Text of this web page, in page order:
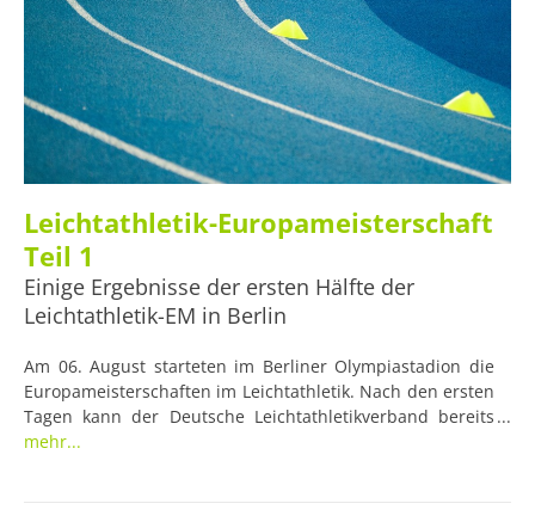
Leichtathletik-Europameisterschaft
Teil 1
Einige Ergebnisse der ersten Hälfte der
Leichtathletik-EM in Berlin
Am 06. August starteten im Berliner Olympiastadion die
Europameisterschaften im Leichtathletik. Nach den ersten
Tagen kann der Deutsche Leichtathletikverband bereits
einige Erfolge verzeichnen. Mit Fokus auf den Laufsport
mehr...